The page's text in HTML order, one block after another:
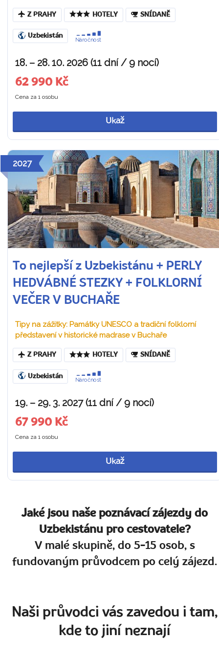
Z PRAHY HOTELY SNÍDANĚ
Uzbekistán
Náročnost
18. – 28. 10. 2026 (11 dní / 9 nocí)
62 990 Kč
Cena za 1 osobu
Ukaž
2027
To nejlepší z Uzbekistánu + PERLY
HEDVÁBNÉ STEZKY + FOLKLORNÍ
VEČER V BUCHAŘE
Tipy na zážitky: Památky UNESCO a tradiční folklorní
představení v historické madrase v Buchaře
Z PRAHY HOTELY SNÍDANĚ
Uzbekistán
Náročnost
19. – 29. 3. 2027 (11 dní / 9 nocí)
67 990 Kč
Cena za 1 osobu
Ukaž
Jaké jsou naše poznávací zájezdy do
Uzbekistánu pro cestovatele?
V malé skupině, do 5-15 osob, s
fundovaným průvodcem po celý zájezd.
Naši průvodci vás zavedou i tam,
kde to jiní neznají